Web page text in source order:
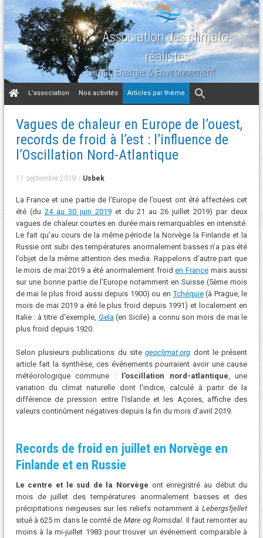
Association des climato-
réalistes
Climat, Énergie & Environnement
Aller
au
L’association Nos activités Articles par thème
Vagues de chaleur en Europe de l’ouest,
records de froid à l’est : l’influence de
l’Oscillation Nord-Atlantique
11 septembre 2019 / Usbek
La France et une partie de l’Europe de l’ouest ont été affectées cet
été (du 24 au 30 juin 2019et du 21 au 26 juillet 2019) par deux
vagues de chaleur courtes en durée mais remarquables en intensité.
Le fait qu’au cours de la même période la Norvège la Finlande et la
Russie ont subi des températures anormalement basses n’a pas été
l’objet de la même attention des media. Rappelons d’autre part que
le mois de mai 2019 a été anormalement froiden France mais aussi
sur une bonne partie de l’Europe notamment en Suisse (5ème mois
de mai le plus froid aussi depuis 1900) ou enTchéquie(à Prague, le
mois de mai 2019 a été le plus froid depuis 1991) et localement en
Italie : à titre d’exemple, Gela(en Sicile) a connu son mois de mai le
plus froid depuis 1920.
Selon plusieurs publications du sitegeoclimat.org dont le présent
article fait la synthèse, ces événements pourraient avoir une cause
météorologique commune : l’oscillation nord-atlantique , une
variation du climat naturelle dont l’indice, calculé à partir de la
différence de pression entre l’Islande et les Açores, affiche des
valeurs continûment négatives depuis la fin du mois d’avril 2019.
Records de froid en juillet en Norvège en
Finlande et en Russie
Le centre et le sud de la Norvège ont enregistré au début du
mois de juillet des températures anormalement basses et des
précipitations neigeuses sur les reliefs notammentà Lebergsfjellet
situé à 625 m dans le comté de Møre og Romsdal . Il faut remonter au
moins à la mi-juillet 1983 pour trouver un événement comparable à